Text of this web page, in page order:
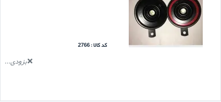
کد کالا : 2766
بزودی...